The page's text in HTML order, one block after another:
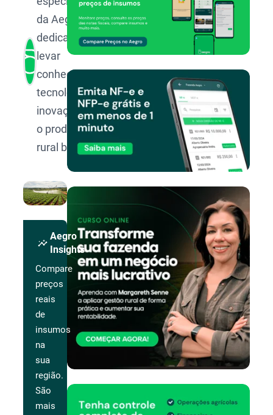
da Aegro,
dedicada a
levar
conhecimento,
tecnologia e
inovação para
o produtor
rural brasileiro.
insights
Aegro
Insights
Compare
preços
reais
de
insumos
na
sua
região.
São
mais